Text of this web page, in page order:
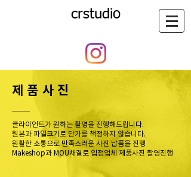
crstudio
제품사진
클라이언트가 원하는 촬영을 진행해드립니다.
원본과 파일크기로 단가를 책정하지 않습니다.
원활한 소통으로 만족스러운 사진 납품을 진행
Makeshop과 MOU채결로 ​입점업체 제품사진 촬영진행